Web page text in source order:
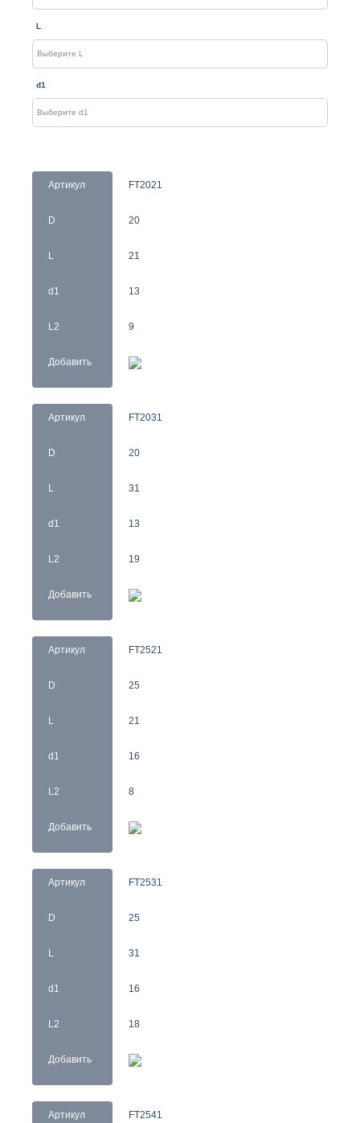
L
d1
Артикул
D
L
d1
L2
Добавить
FT2021
20
21
13
9
Артикул
D
L
d1
L2
Добавить
FT2031
20
31
13
19
Артикул
D
L
d1
L2
Добавить
FT2521
25
21
16
8
Артикул
D
L
d1
L2
Добавить
FT2531
25
31
16
18
Артикул FT2541